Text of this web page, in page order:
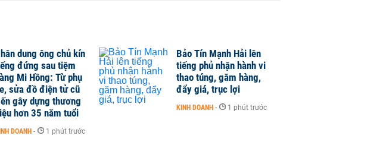
dung ông chủ kín
đứng sau tiệm
Mi Hồng: Từ phụ
sửa đồ điện tử cũ
gây dựng thương
hơn 35 năm tuổi
DOANH - 1 phút trước
Bảo Tín Mạnh Hải lên
tiếng phủ nhận hành vi
thao túng, găm hàng,
đẩy giá, trục lợi
KINH DOANH - 1 phút trước